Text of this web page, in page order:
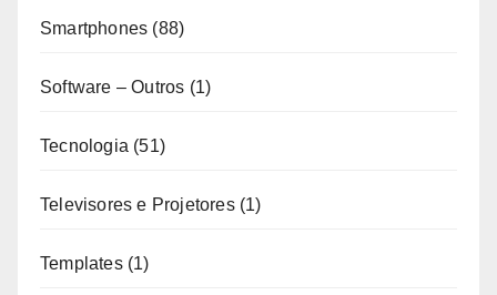
Smartphones (88)
Software – Outros (1)
Tecnologia (51)
Televisores e Projetores(1)
Templates(1)